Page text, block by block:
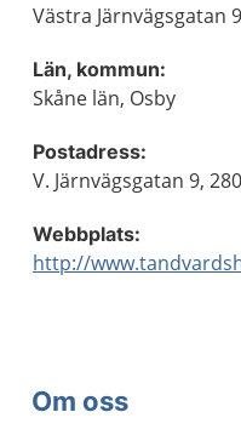
Västra Järnvägsgatan
Län, kommun:
Skåne län, Osby
Postadress:
V. Järnvägsgatan 9,
Webbplats:
http://
Om oss